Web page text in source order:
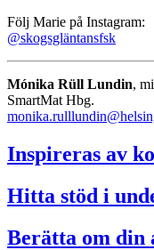
Följ Marie på Instagram:
@skogsgläntansfsk
Mónika Rüll Lundin,
SmartMat Hbg.
Inspireras av
Hitta stöd i
Berätta om din